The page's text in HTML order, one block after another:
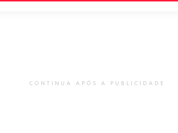
CONTINUA APÓS A PUBLICIDADE